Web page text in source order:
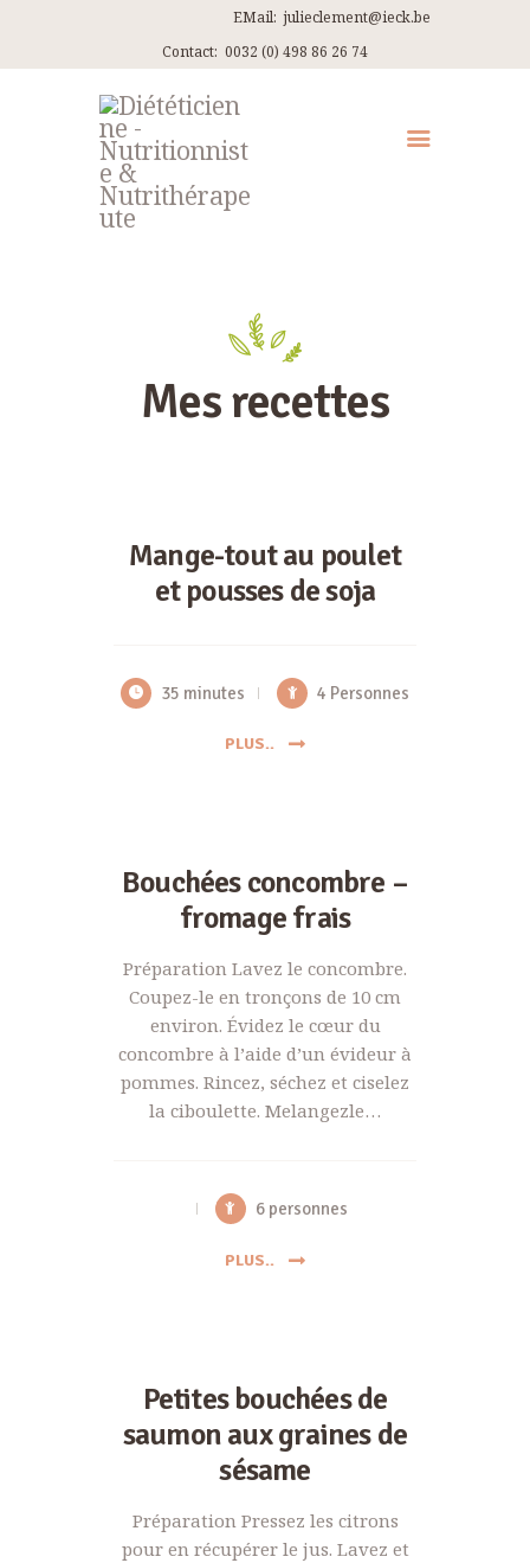
EMail: julieclement@ieck.be
Contact: 0032 (0) 498 86 26 74
QUI SUIS-JE ?
CONSULTATIONS
CONTACT ET ITINÉRAIRES
Mes recettes
Mange-tout au poulet
et pousses de soja
35 minutes 4 Personnes
PLUS..
Bouchées concombre –
fromage frais
Préparation Lavez le concombre.
Coupez-le en tronçons de 10 cm
environ. Évidez le cœur du
concombre à l’aide d’un évideur à
pommes. Rincez, séchez et ciselez
la ciboulette. Melangezle…
6 personnes
PLUS..
Petites bouchées de
saumon aux graines de
sésame
Préparation Pressez les citrons
pour en récupérer le jus. Lavez et